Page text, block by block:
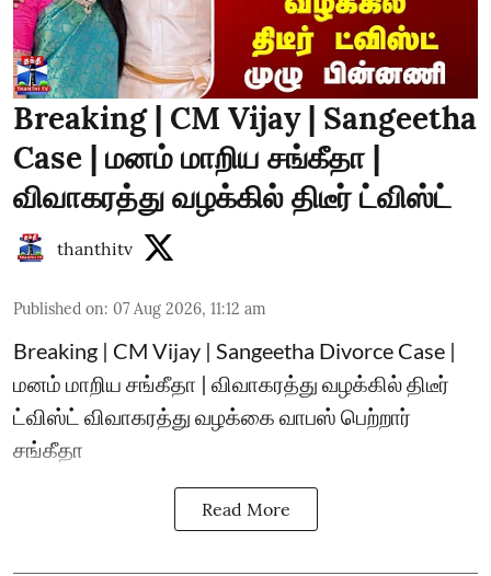
Breaking | CM Vijay | Sangeetha
Case | மனம் மாறிய சங்கீதா |
விவாகரத்து வழக்கில் திடீர் ட்விஸ்ட்
thanthitv
Published on: 07 Aug 2026, 11:12 am
Breaking | CM Vijay | Sangeetha Divorce Case |
மனம் மாறிய சங்கீதா | விவாகரத்து வழக்கில் திடீர்
ட்விஸ்ட் விவாகரத்து வழக்கை வாபஸ் பெற்றார்
சங்கீதா
Read More